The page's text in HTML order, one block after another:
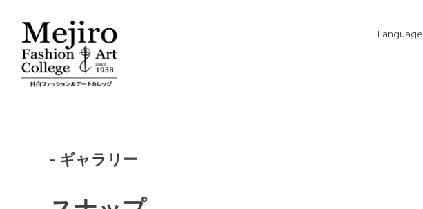
Language
- ギャラリー